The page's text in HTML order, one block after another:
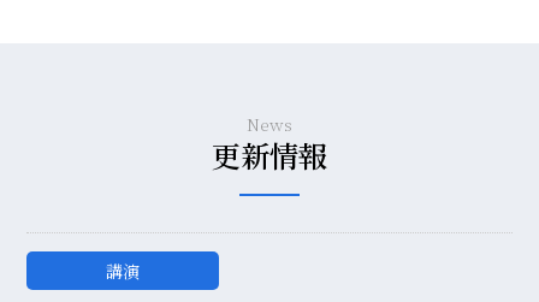
News
更新情報
講演